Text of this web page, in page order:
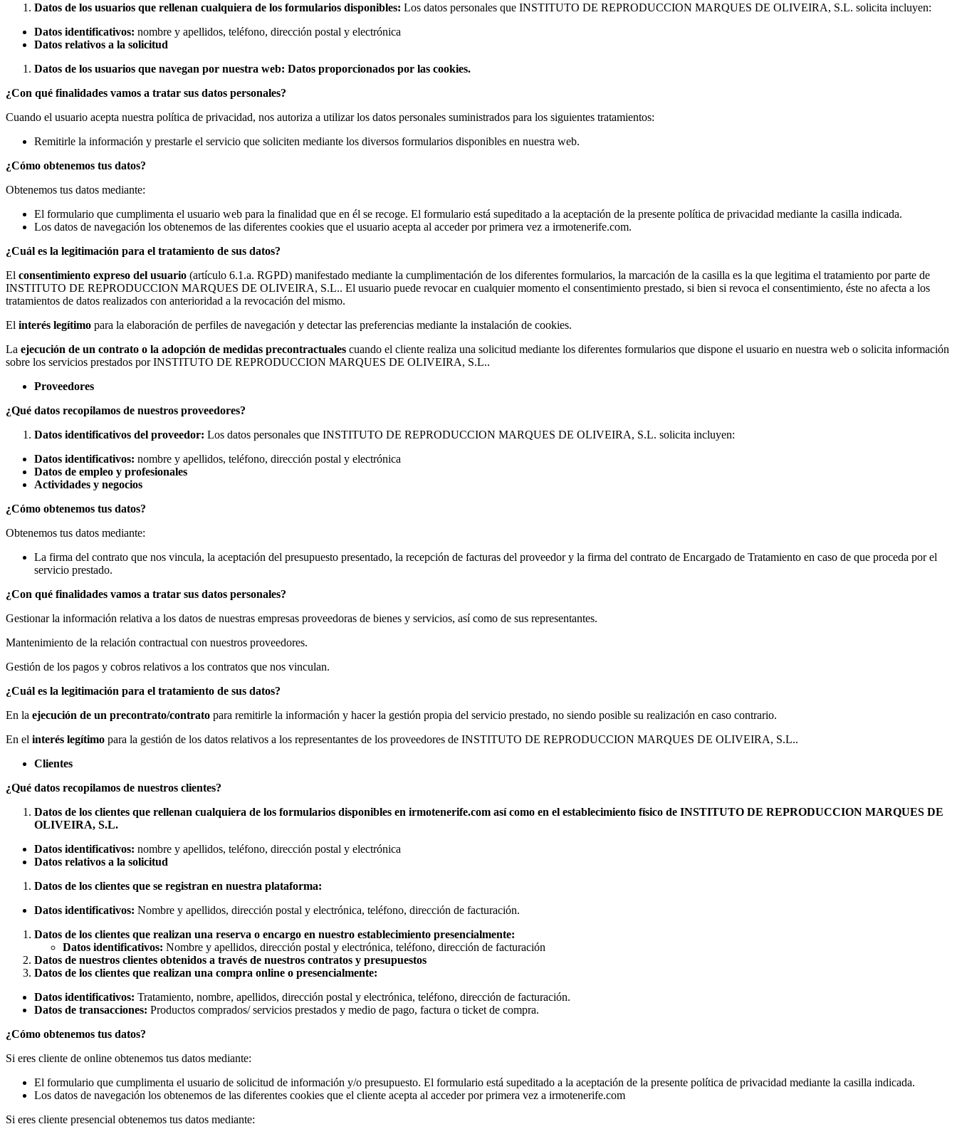
Datos de los usuarios que rellenan cualquiera de los formularios disponibles: Los datos personales que INSTITUTO DE REPRODUCCION MARQUES DE OLIVEIRA, S.L. solicita incluyen:
Datos identificativos: nombre y apellidos, teléfono, dirección postal y electrónica
Datos relativos a la solicitud
Datos de los usuarios que navegan por nuestra web: Datos proporcionados por las cookies.
¿Con qué finalidades vamos a tratar sus datos personales?
Cuando el usuario acepta nuestra política de privacidad, nos autoriza a utilizar los datos personales suministrados para los siguientes tratamientos:
Remitirle la información y prestarle el servicio que soliciten mediante los diversos formularios disponibles en nuestra web.
¿Cómo obtenemos tus datos?
Obtenemos tus datos mediante:
El formulario que cumplimenta el usuario web para la finalidad que en él se recoge. El formulario está supeditado a la aceptación de la presente política de privacidad mediante la casilla indicada.
Los datos de navegación los obtenemos de las diferentes cookies que el usuario acepta al acceder por primera vez a irmotenerife.com.
¿Cuál es la legitimación para el tratamiento de sus datos?
El consentimiento expreso del usuario (artículo 6.1.a. RGPD) manifestado mediante la cumplimentación de los diferentes formularios, la marcación de la casilla es la que legitima el tratamiento por parte de
INSTITUTO DE REPRODUCCION MARQUES DE OLIVEIRA, S.L.. El usuario puede revocar en cualquier momento el consentimiento prestado, si bien si revoca el consentimiento, éste no afecta a los
tratamientos de datos realizados con anterioridad a la revocación del mismo.
El interés legítimo para la elaboración de perfiles de navegación y detectar las preferencias mediante la instalación de cookies.
La ejecución de un contrato o la adopción de medidas precontractuales cuando el cliente realiza una solicitud mediante los diferentes formularios que dispone el usuario en nuestra web o solicita información
sobre los servicios prestados por INSTITUTO DE REPRODUCCION MARQUES DE OLIVEIRA, S.L..
Proveedores
¿Qué datos recopilamos de nuestros proveedores?
Datos identificativos del proveedor: Los datos personales que INSTITUTO DE REPRODUCCION MARQUES DE OLIVEIRA, S.L. solicita incluyen:
Datos identificativos: nombre y apellidos, teléfono, dirección postal y electrónica
Datos de empleo y profesionales
Actividades y negocios
¿Cómo obtenemos tus datos?
Obtenemos tus datos mediante:
La firma del contrato que nos vincula, la aceptación del presupuesto presentado, la recepción de facturas del proveedor y la firma del contrato de Encargado de Tratamiento en caso de que proceda por el
servicio prestado.
¿Con qué finalidades vamos a tratar sus datos personales?
Gestionar la información relativa a los datos de nuestras empresas proveedoras de bienes y servicios, así como de sus representantes.
Mantenimiento de la relación contractual con nuestros proveedores.
Gestión de los pagos y cobros relativos a los contratos que nos vinculan.
¿Cuál es la legitimación para el tratamiento de sus datos?
En la ejecución de un precontrato/contrato para remitirle la información y hacer la gestión propia del servicio prestado, no siendo posible su realización en caso contrario.
En el interés legítimo para la gestión de los datos relativos a los representantes de los proveedores de INSTITUTO DE REPRODUCCION MARQUES DE OLIVEIRA, S.L..
Clientes
¿Qué datos recopilamos de nuestros clientes?
Datos de los clientes que rellenan cualquiera de los formularios disponibles en irmotenerife.com así como en el establecimiento físico de INSTITUTO DE REPRODUCCION MARQUES DE
OLIVEIRA, S.L.
Datos identificativos: nombre y apellidos, teléfono, dirección postal y electrónica
Datos relativos a la solicitud
Datos de los clientes que se registran en nuestra plataforma:
Datos identificativos: Nombre y apellidos, dirección postal y electrónica, teléfono, dirección de facturación.
Datos de los clientes que realizan una reserva o encargo en nuestro establecimiento presencialmente:
Datos identificativos: Nombre y apellidos, dirección postal y electrónica, teléfono, dirección de facturación
Datos de nuestros clientes obtenidos a través de nuestros contratos y presupuestos
Datos de los clientes que realizan una compra online o presencialmente:
Datos identificativos: Tratamiento, nombre, apellidos, dirección postal y electrónica, teléfono, dirección de facturación.
Datos de transacciones: Productos comprados/ servicios prestados y medio de pago, factura o ticket de compra.
¿Cómo obtenemos tus datos?
Si eres cliente de online obtenemos tus datos mediante:
El formulario que cumplimenta el usuario de solicitud de información y/o presupuesto. El formulario está supeditado a la aceptación de la presente política de privacidad mediante la casilla indicada.
Los datos de navegación los obtenemos de las diferentes cookies que el cliente acepta al acceder por primera vez a irmotenerife.com
Si eres cliente presencial obtenemos tus datos mediante: